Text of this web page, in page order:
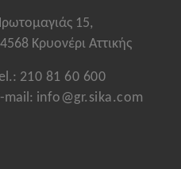
15,
Κρυονέρι Αττικής
210 81 60 600
mail: info@gr.sika.com